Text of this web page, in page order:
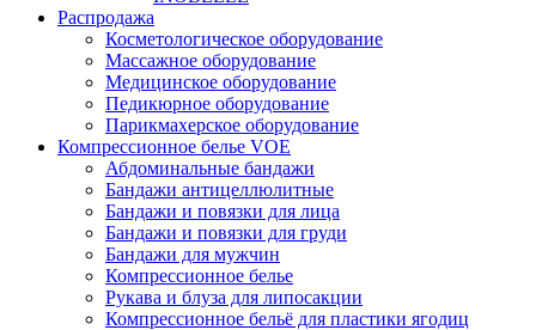
Распродажа
Косметологическое оборудование
Массажное оборудование
Медицинское оборудование
Педикюрное оборудование
Парикмахерское оборудование
Компрессионное белье VOE
Абдоминальные бандажи
Бандажи антицеллюлитные
Бандажи и повязки для лица
Бандажи и повязки для груди
Бандажи для мужчин
Компрессионное белье
Рукава и блуза для липосакции
Компрессионное бельё для пластики ягодиц